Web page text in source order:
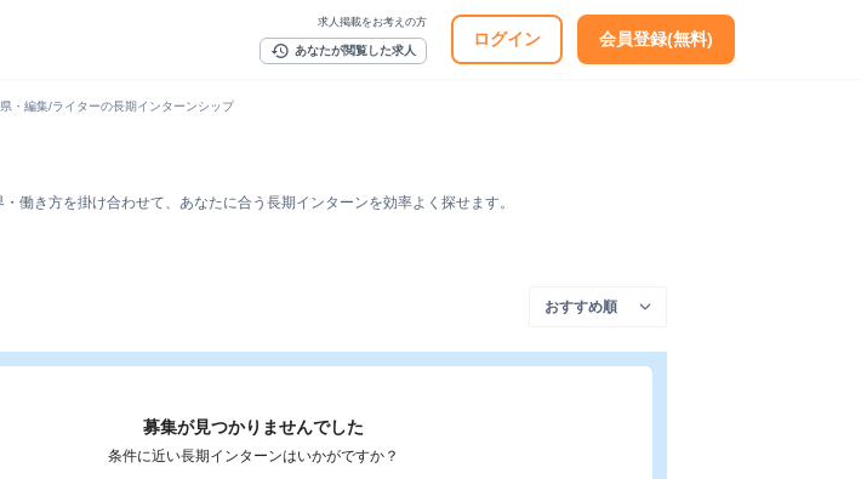
求人掲載をお考えの方
history あなたが閲覧した求人
ログイン 会員登録(無料)
・編集/ライターの長期インターンシップ
働き方を掛け合わせて、あなたに合う長期インターンを効率よく探せます。
募集が見つかりませんでした
条件に近い長期インターンはいかがですか？